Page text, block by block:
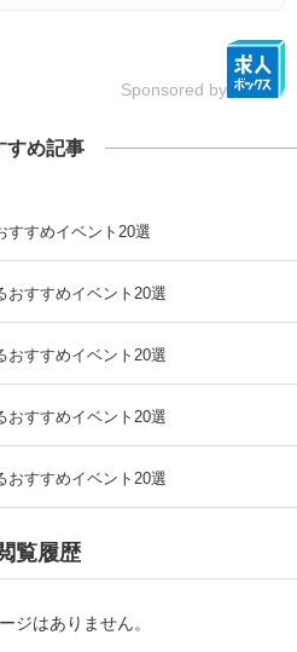
Sponsored by
すめ記事
すすめイベント20選
おすすめイベント20選
おすすめイベント20選
おすすめイベント20選
おすすめイベント20選
覧履歴
ジはありません。